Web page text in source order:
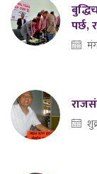
पर्छ,